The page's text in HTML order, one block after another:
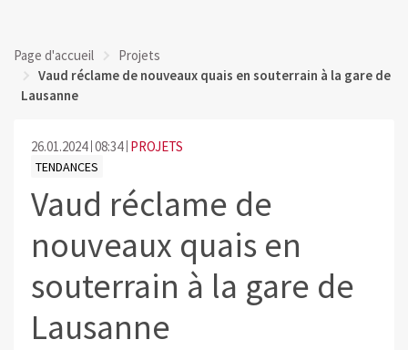
Page d'accueil
Projets
Vaud réclame de nouveaux quais en souterrain à la gare de
Lausanne
26.01.2024 08:34 PROJETS
TENDANCES
Vaud réclame de
nouveaux quais en
souterrain à la gare de
Lausanne